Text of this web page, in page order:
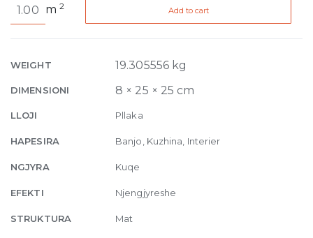
Colour
Generation
2.5
x
30
x
quantity
m2 Add to cart
WEIGHT 19.305556 kg
DIMENSIONI 8 × 25 × 25 cm
LLOJI Pllaka
HAPESIRA Banjo, Kuzhina, Interier
NGJYRA Kuqe
EFEKTI Njengjyreshe
STRUKTURA Mat